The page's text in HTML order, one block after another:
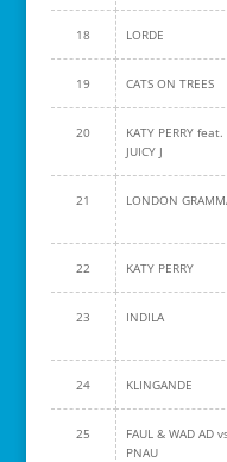
18 LORDE
19 CATS ON TREES
20
KATY PERRY feat.
JUICY J
21 LONDON
22 KATY PERRY
23 INDILA
24 KLINGANDE
25
FAUL & WAD AD
PNAU